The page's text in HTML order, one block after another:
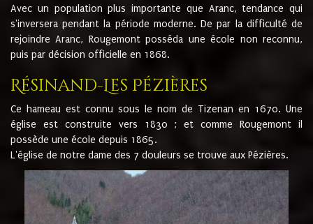
Avec un population plus importante que Aranc, tendance qui
s'inversera pendant la période moderne. De par la difficulté de
rejoindre Aranc, Rougemont posséda une école non reconnu,
puis par décision officielle en 1868.
Résinand-Les Pézières
Ce hameau est connu sous le nom de Tizenan en 1670. Une
église est construite vers 1830 ; et comme Rougemont il
possède une école depuis 1865.
L'église de notre dame des 7 douleurs se trouve aux Pézières.